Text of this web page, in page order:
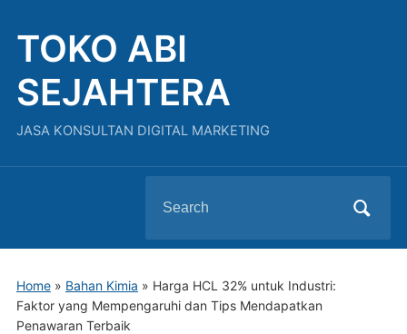
TOKO ABI
SEJAHTERA
JASA KONSULTAN DIGITAL MARKETING
for:
Home» Bahan Kimia » Harga HCL 32% untuk Industri:
Faktor yang Mempengaruhi dan Tips Mendapatkan
Penawaran Terbaik